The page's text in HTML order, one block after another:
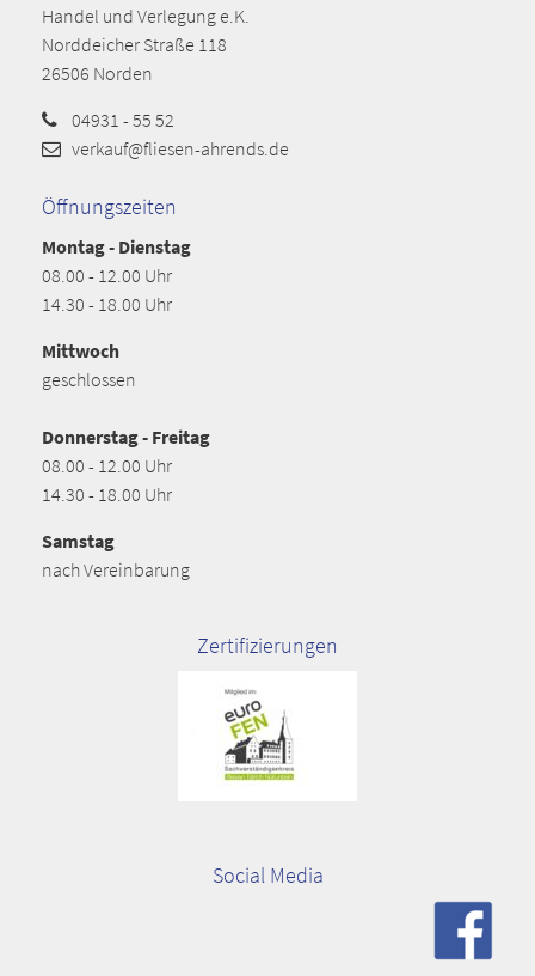
Handel und Verlegung e.K.
Norddeicher Straße 118
26506 Norden
04931 - 55 52
verkauf@fliesen-ahrends.de
Öffnungszeiten
Montag - Dienstag
08.00 - 12.00 Uhr
14.30 - 18.00 Uhr
Mittwoch
geschlossen
Donnerstag - Freitag
08.00 - 12.00 Uhr
14.30 - 18.00 Uhr
Samstag
nach Vereinbarung
Zertifizierungen
Social Media